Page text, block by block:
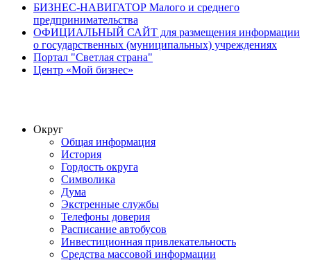
БИЗНЕС-НАВИГАТОР Малого и среднего
предпринимательства
ОФИЦИАЛЬНЫЙ САЙТ для размещения информации
о государственных (муниципальных) учреждениях
Портал "Светлая страна"
Центр «Мой бизнес»
Округ
Общая информация
История
Гордость округа
Символика
Дума
Экстренные службы
Телефоны доверия
Расписание автобусов
Инвестиционная привлекательность
Средства массовой информации